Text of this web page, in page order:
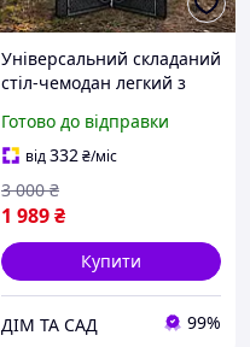
Універсальний складаний
стіл-чемодан легкий з
180×74×74 см
навантаження до 100кг)
для будь-яких заходів
Готово до відправки
від332₴/міс
1 989₴
3 000 ₴
Купити
ДІМ ТА САД 99%